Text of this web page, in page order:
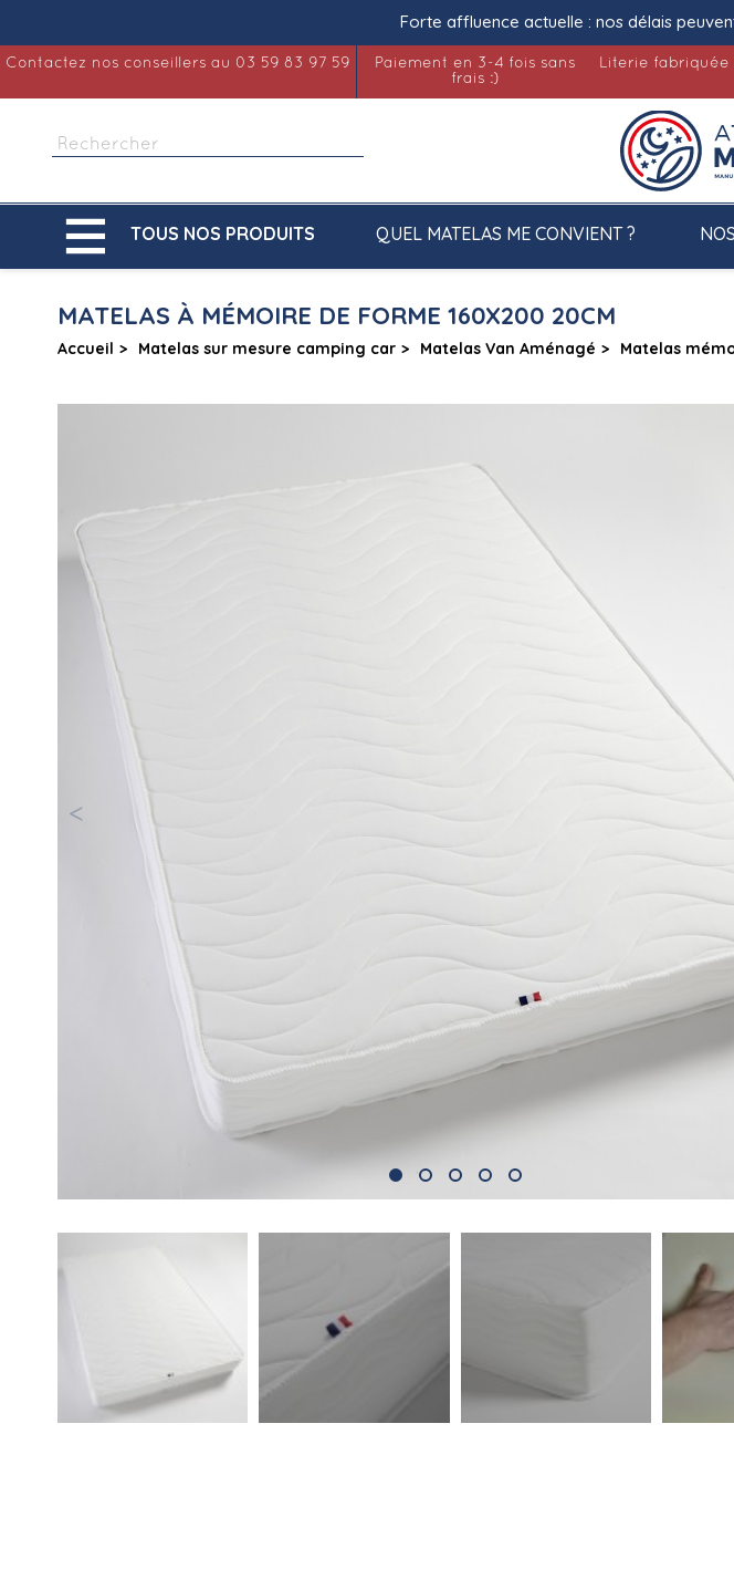
Forte affluence actuelle : nos délais
Contactez nos conseillers au 03 59 83 97 59
Paiement en 3-4 fois sans
frais :)
Literie fabriquée
 TOUS NOS PRODUITS QUEL MATELAS ME CONVIENT ?
MATELAS À MÉMOIRE DE FORME 160X200 20CM
Accueil Matelas sur mesure camping car Matelas Van Aménagé Matelas